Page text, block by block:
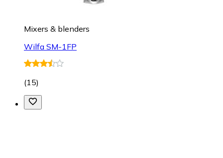
Mixers & blenders
Wilfa SM-1FP
(15)